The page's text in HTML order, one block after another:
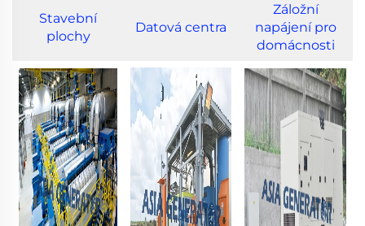
Stavební
plochy
Datová centra
Záložní
napájení pro
domácnosti